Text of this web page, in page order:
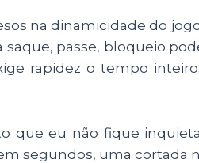
na dinamicidade do
saque, passe, bloqueio
rapidez o tempo
que eu não fique
segundos, uma cortada